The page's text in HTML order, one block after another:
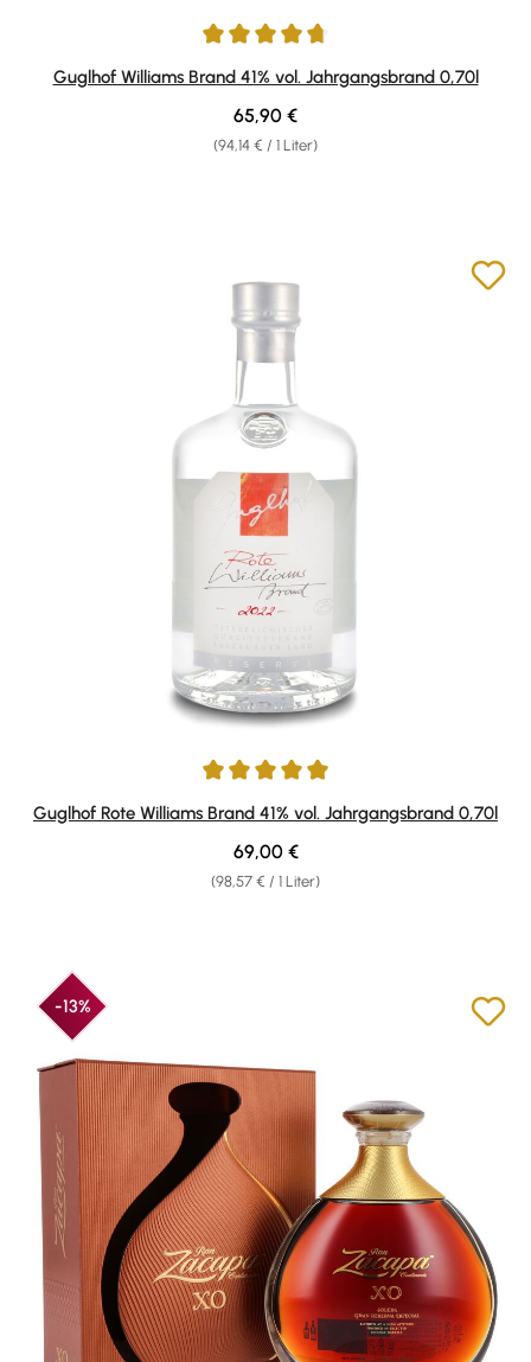
Durchschnittliche Bewertung von 4.84 von 5 Sternen
Guglhof Williams Brand 41% vol. Jahrgangsbrand 0,70l
(94,14 € / 1 Liter)
Regulärer Preis:
65,90 €
Durchschnittliche Bewertung von 4.92 von 5 Sternen
Guglhof Rote Williams Brand 41% vol. Jahrgangsbrand 0,70l
(98,57 € / 1 Liter)
Regulärer Preis:
69,00 €
-13%